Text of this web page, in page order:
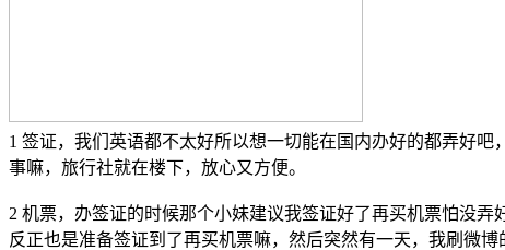
1 签证，我们英语都不太好所以想一切能在国内办好的都弄好
事嘛，旅行社就在楼下，放心又方便。
2 机票，办签证的时候那个小妹建议我签证好了再买机票怕没
反正也是准备签证到了再买机票嘛，然后突然有一天，我刷微